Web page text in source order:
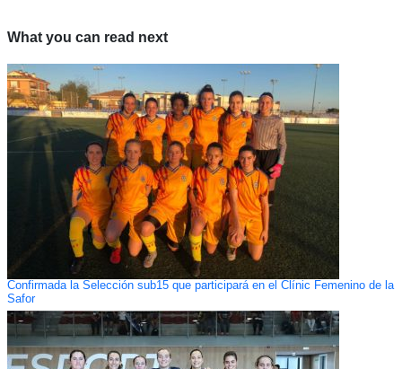
What you can read next
Confirmada la Selección sub15 que participará en el Clínic Femenino de la
Safor